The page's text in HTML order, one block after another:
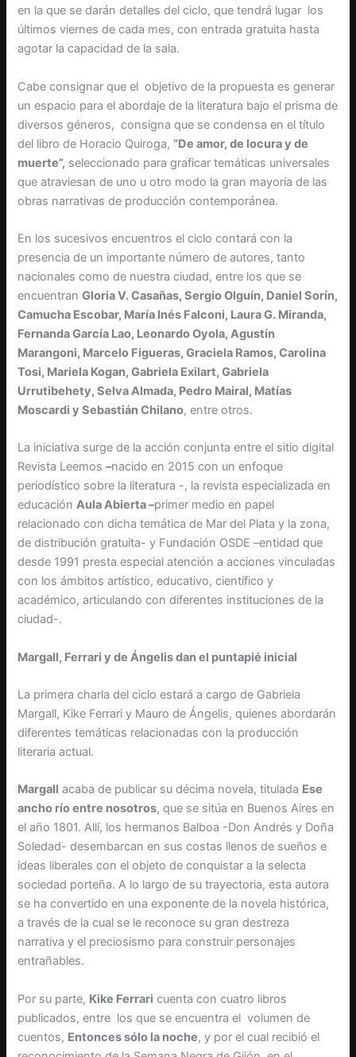
en la que se darán detalles del ciclo, que tendrá lugar los
últimos viernes de cada mes, con entrada gratuita hasta
agotar la capacidad de la sala.
Cabe consignar que el objetivo de la propuesta es generar
un espacio para el abordaje de la literatura bajo el prisma de
diversos géneros, consigna que se condensa en el título
del libro de Horacio Quiroga, “De amor, de locura y de
muerte”, seleccionado para graficar temáticas universales
que atraviesan de uno u otro modo la gran mayoría de las
obras narrativas de producción contemporánea.
En los sucesivos encuentros el ciclo contará con la
presencia de un importante número de autores, tanto
nacionales como de nuestra ciudad, entre los que se
encuentranGloria V. Casañas, Sergio Olguín, Daniel Sorín,
Camucha Escobar, María Inés Falconi, Laura G. Miranda,
Fernanda García Lao, Leonardo Oyola, Agustín
Marangoni, Marcelo Figueras, Graciela Ramos, Carolina
Tosi, Mariela Kogan, Gabriela Exilart, Gabriela
Urrutibehety, Selva Almada, Pedro Mairal, Matías
Moscardi y Sebastián Chilano, entre otros.
La iniciativa surge de la acción conjunta entre el sitio digital
Revista Leemos–nacido en 2015 con un enfoque
periodístico sobre la literatura -, la revista especializada en
educaciónAula Abierta –primer medio en papel
relacionado con dicha temática de Mar del Plata y la zona,
de distribución gratuita- y Fundación OSDE –entidad que
desde 1991 presta especial atención a acciones vinculadas
con los ámbitos artístico, educativo, científico y
académico, articulando con diferentes instituciones de la
ciudad-.
Margall, Ferrari y de Ángelis dan el puntapié inicial
La primera charla del ciclo estará a cargo de Gabriela
Margall, Kike Ferrari y Mauro de Ángelis, quienes abordarán
diferentes temáticas relacionadas con la producción
literaria actual.
Margall acaba de publicar su décima novela, titulada Ese
ancho río entre nosotros, que se sitúa en Buenos Aires en
el año 1801. Allí, los hermanos Balboa -Don Andrés y Doña
Soledad- desembarcan en sus costas llenos de sueños e
ideas liberales con el objeto de conquistar a la selecta
sociedad porteña. A lo largo de su trayectoria, esta autora
se ha convertido en una exponente de la novela histórica,
a través de la cual se le reconoce su gran destreza
narrativa y el preciosismo para construir personajes
entrañables.
Por su parte, Kike Ferrari cuenta con cuatro libros
publicados, entre los que se encuentra el volumen de
cuentos, Entonces sólo la noche, y por el cual recibió el